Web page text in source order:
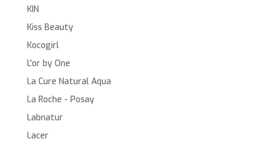
KIN
Kiss Beauty
Kocogirl
L'or by One
La Cure Natural Aqua
La Roche - Posay
Labnatur
Lacer